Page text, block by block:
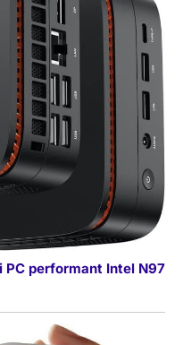
PC performant Intel N97